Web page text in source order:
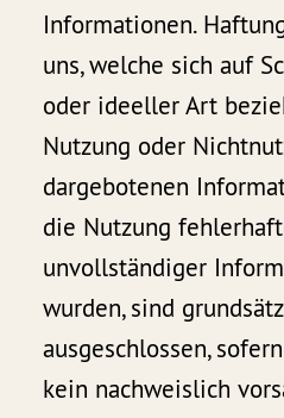
Informationen.
uns, welche sich auf
oder ideeller Art
Nutzung oder
dargebotenen
die Nutzung
unvollständiger
wurden, sind
ausgeschlossen,
kein nachweislich